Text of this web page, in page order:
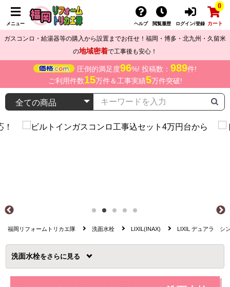
メニュー ヘルプ 閲覧履歴 ログイン/登録
0
カート
ガスコンロ・給湯器等の購入から設置までお任せ！福岡・博多・北九州・久留米
の地域密着で工事後も安心！
圧倒的満足度96%! 投稿数： 989件!
ご利用件数15万件＆工事実績5万件突破!
福岡リフォームトリカエ隊 洗面水栓 LIXIL(INAX) LIXIL デュアラ シ
洗面水栓を